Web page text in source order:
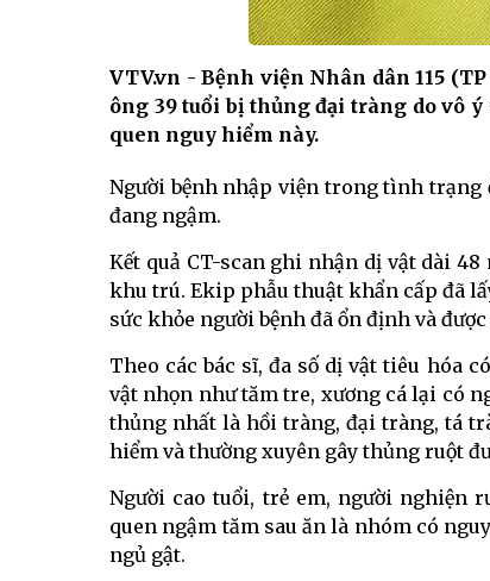
VTV.vn - Bệnh viện Nhân dân 115
ông 39 tuổi bị thủng đại tràng do vô
quen nguy hiểm này.
Người bệnh nhập viện trong tình trạng
đang ngậm.
Kết quả CT-scan ghi nhận dị vật dài
khu trú. Ekip phẫu thuật khẩn cấp đã
sức khỏe người bệnh đã ổn định và
Theo các bác sĩ, đa số dị vật tiêu hóa
vật nhọn như tăm tre, xương cá lại có
thủng nhất là hồi tràng, đại tràng, tá
hiểm và thường xuyên gây thủng ruột
Người cao tuổi, trẻ em, người nghiện
quen ngậm tăm sau ăn là nhóm có
ngủ gật.